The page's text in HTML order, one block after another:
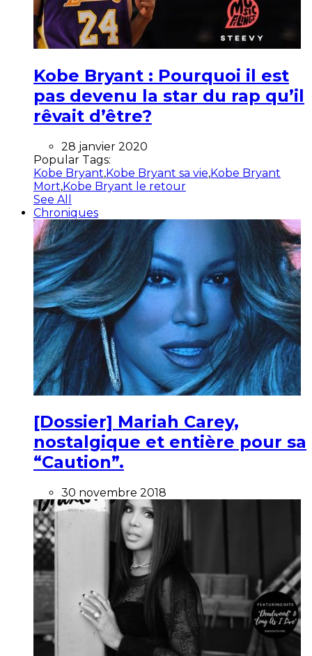
Kobe Bryant : Pourquoi il est
pas devenu la star du rap qu’il
rêvait d’être?
28 janvier 2020
Popular Tags:
Kobe Bryant,Kobe Bryant sa vie,Kobe Bryant
Mort,Kobe Bryant le retour
See All
Chroniques
[Dossier] Mariah Carey,
nostalgique et entière pour sa
“Caution”.
30 novembre 2018